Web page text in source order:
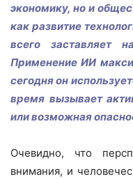
экономику, но и
как развитие
всего заставляет
Применение ИИ
сегодня он
время вызывает
или возможная
Очевидно, что
внимания, и